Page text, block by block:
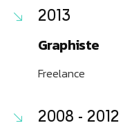
2013
Graphiste
Freelance
2008 - 2012